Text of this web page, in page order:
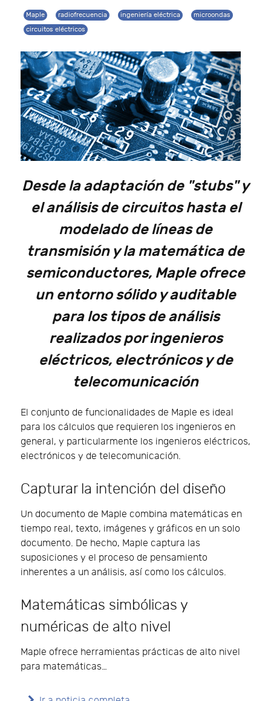
Maple radiofrecuencia ingeniería eléctrica
microondas
circuitos eléctricos
Desde la adaptación de "stubs" y
el análisis de circuitos hasta el
modelado de líneas de
transmisión y la matemática de
semiconductores, Maple ofrece
un entorno sólido y auditable
para los tipos de análisis
realizados por ingenieros
eléctricos, electrónicos y de
telecomunicación
El conjunto de funcionalidades de Maple es ideal
para los cálculos que requieren los ingenieros en
general, y particularmente los ingenieros eléctricos,
electrónicos y de telecomunicación.
Capturar la intención del diseño
Un documento de Maple combina matemáticas en
tiempo real, texto, imágenes y gráficos en un solo
documento. De hecho, Maple captura las
suposiciones y el proceso de pensamiento
inherentes a un análisis, así como los cálculos.
Matemáticas simbólicas y
numéricas de alto nivel
Maple ofrece herramientas prácticas de alto nivel
para matemáticas…